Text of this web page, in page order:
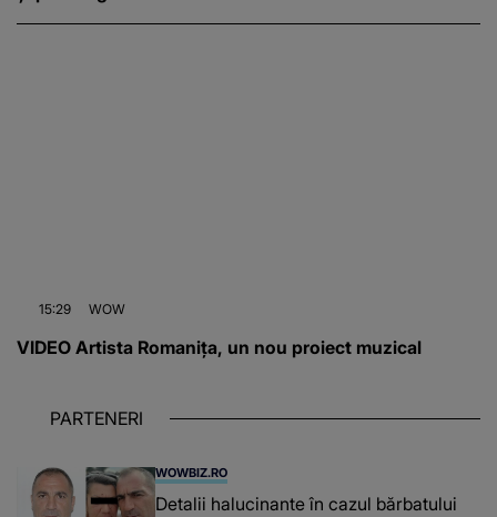
15:29 WOW
VIDEO Artista Romanița, un nou proiect muzical
PARTENERI
WOWBIZ.RO
Detalii halucinante în cazul bărbatului